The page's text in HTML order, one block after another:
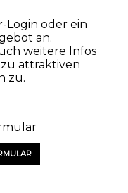
Login oder ein
an.
weitere Infos
attraktiven
zu.